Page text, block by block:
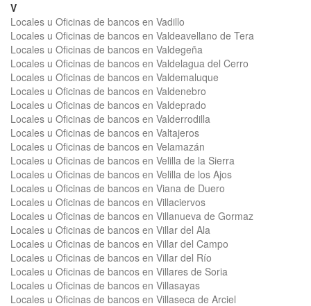
V
Locales u Oficinas de bancos en Vadillo
Locales u Oficinas de bancos en Valdeavellano de Tera
Locales u Oficinas de bancos en Valdegeña
Locales u Oficinas de bancos en Valdelagua del Cerro
Locales u Oficinas de bancos en Valdemaluque
Locales u Oficinas de bancos en Valdenebro
Locales u Oficinas de bancos en Valdeprado
Locales u Oficinas de bancos en Valderrodilla
Locales u Oficinas de bancos en Valtajeros
Locales u Oficinas de bancos en Velamazán
Locales u Oficinas de bancos en Velilla de la Sierra
Locales u Oficinas de bancos en Velilla de los Ajos
Locales u Oficinas de bancos en Viana de Duero
Locales u Oficinas de bancos en Villaciervos
Locales u Oficinas de bancos en Villanueva de Gormaz
Locales u Oficinas de bancos en Villar del Ala
Locales u Oficinas de bancos en Villar del Campo
Locales u Oficinas de bancos en Villar del Río
Locales u Oficinas de bancos en Villares de Soria
Locales u Oficinas de bancos en Villasayas
Locales u Oficinas de bancos en Villaseca de Arciel